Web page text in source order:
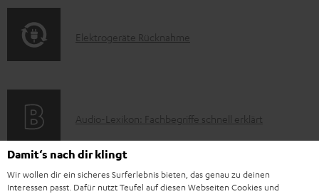
t
a
d
e
n
i
n
z
u
r
i
o
n
E
t
r
g
Elektrogeräte Rücknahme
A
u
d
i
Audio-Lexikon: Fachbegriffe schnell erklärt
K
Persönliche Kaufberatung
Damit‘s nach dir klingt
Wir wollen dir ein sicheres Surferlebnis bieten, das genau zu deinen
Interessen passt. Dafür nutzt Teufel auf diesen Webseiten Cookies und